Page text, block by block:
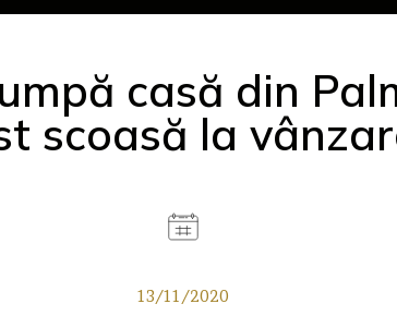
casă din
scoasă la
13/11/2020